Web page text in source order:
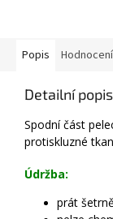
Popis Hodnocení
Detailní
Spodní část
protiskluzné
Údržba:
prát